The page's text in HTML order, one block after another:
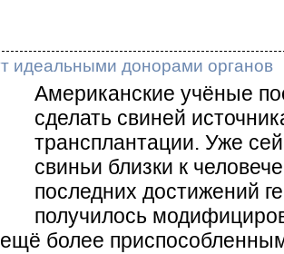
идеальными донорами органов
Американские учёные
сделать свиней
трансплантации. Уже
свиньи близки к
последних достижений
получилось
более